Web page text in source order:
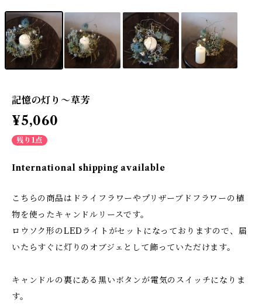
記憶の灯り〜草芳
¥5,060
残り1点
International shipping available
こちらの商品はドライフラワーやプリザーブドフラワーの植
物を使ったキャンドルリースです。
ロウソク形のLEDライトがセットになっておりますので、届
いたらすぐに灯りのオブジェとして飾っていただけます。
キャンドルの裏にある黒いボタンが電気のスイッチになりま
す。